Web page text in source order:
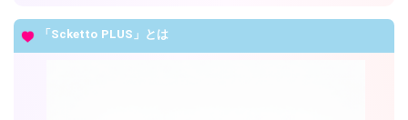
「Scketto PLUS」とは